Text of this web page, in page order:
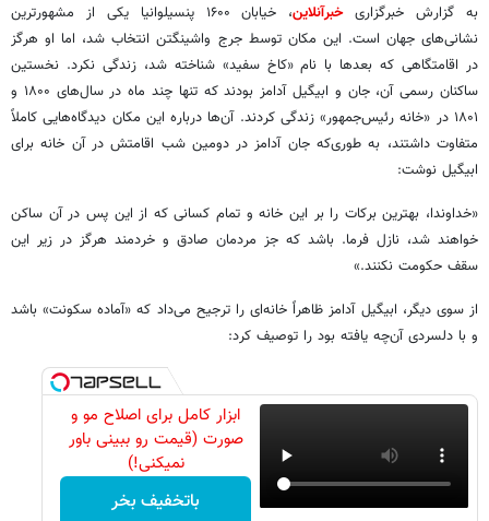
به گزارش خبرگزاریخبرآنلاین
، خیابان ۱۶۰۰ پنسیلوانیا یکی از مشهورترین
نشانی‌های جهان است. این مکان توسط جرج واشینگتن انتخاب شد، اما او هرگز
در اقامتگاهی که بعدها با نام «کاخ سفید» شناخته شد، زندگی نکرد. نخستین
ساکنان رسمی آن، جان و ابیگیل آدامز بودند که تنها چند ماه در سال‌های ۱۸۰۰ و
۱۸۰۱ در «خانه رئیس‌جمهور» زندگی کردند. آن‌ها درباره این مکان دیدگاه‌هایی کاملاً
متفاوت داشتند، به‌ طوری‌که جان آدامز در دومین شب اقامتش در آن خانه برای
ابیگیل نوشت:
«خداوندا، بهترین برکات را بر این خانه و تمام کسانی که از این پس در آن ساکن
خواهند شد، نازل فرما. باشد که جز مردمان صادق و خردمند هرگز در زیر این
سقف حکومت نکنند.»
از سوی دیگر، ابیگیل آدامز ظاهراً خانه‌ای را ترجیح می‌داد که «آماده سکونت» باشد
و با دلسردی آن‌چه یافته بود را توصیف کرد:
ابزار کامل برای اصلاح مو و
صورت (قیمت رو ببینی باور
نمیکنی!)
باتخفیف بخر